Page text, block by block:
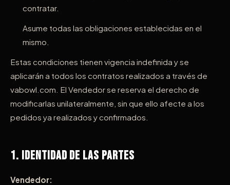
contratar.
Asume todas las obligaciones establecidas en el
mismo.
Estas condiciones tienen vigencia indefinida y se
aplicarán a todos los contratos realizados a través de
vabowl.com. El Vendedor se reserva el derecho de
modificarlas unilateralmente, sin que ello afecte a los
pedidos ya realizados y confirmados.
1. Identidad de las Partes
Vendedor: